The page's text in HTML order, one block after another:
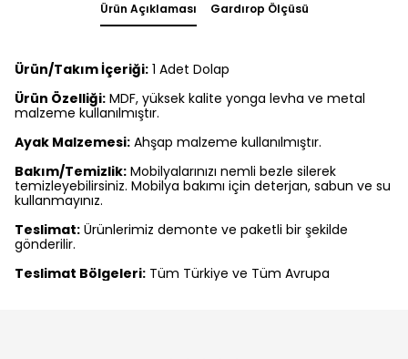
Ürün Açıklaması Gardırop Ölçüsü
Ürün/Takım İçeriği: 1 Adet Dolap
Ürün Özelliği: MDF, yüksek kalite yonga levha ve metal
malzeme kullanılmıştır.
Ayak Malzemesi: Ahşap malzeme kullanılmıştır.
Bakım/Temizlik: Mobilyalarınızı nemli bezle silerek
temizleyebilirsiniz. Mobilya bakımı için deterjan, sabun ve su
kullanmayınız.
Teslimat: Ürünlerimiz demonte ve paketli bir şekilde
gönderilir.
Teslimat Bölgeleri: Tüm Türkiye ve Tüm Avrupa